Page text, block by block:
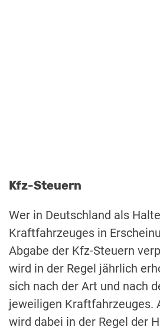
Kfz-Steuern
Wer in Deutschland als
Kraftfahrzeuges in
Abgabe der Kfz-Steuern
wird in der Regel jährlich
sich nach der Art und nach
jeweiligen Kraftfahrzeuges.
wird dabei in der Regel der